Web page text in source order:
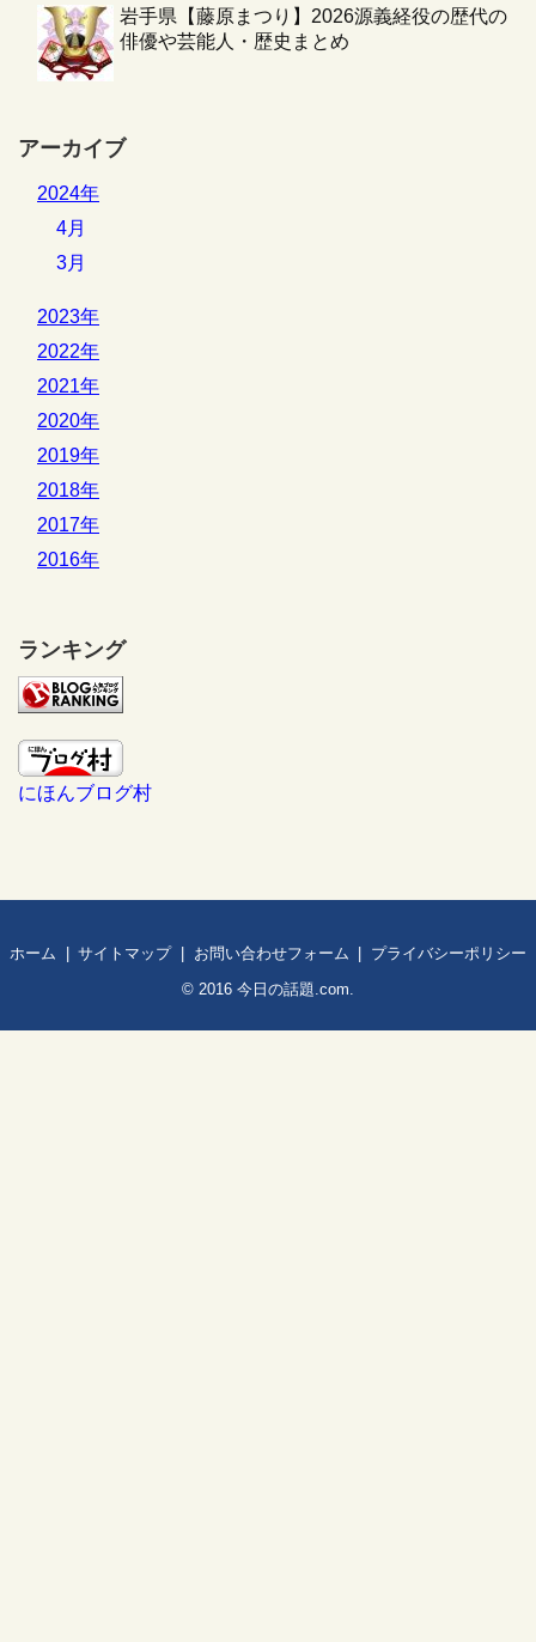
岩手県【藤原まつり】2026源義経役の歴代の
俳優や芸能人・歴史まとめ
アーカイブ
2024年
4月
3月
2023年
2022年
2021年
2020年
2019年
2018年
2017年
2016年
ランキング
にほんブログ村
ホーム サイトマップ お問い合わせフォーム
プライバシーポリシー
© 2016 今日の話題.com.